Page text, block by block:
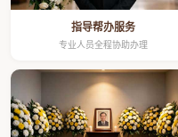
指导帮办服务
专业人员全程协助办理